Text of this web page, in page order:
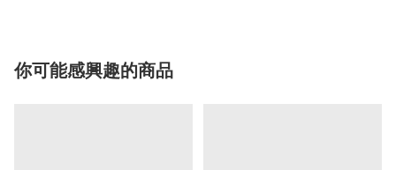
你可能感興趣的商品